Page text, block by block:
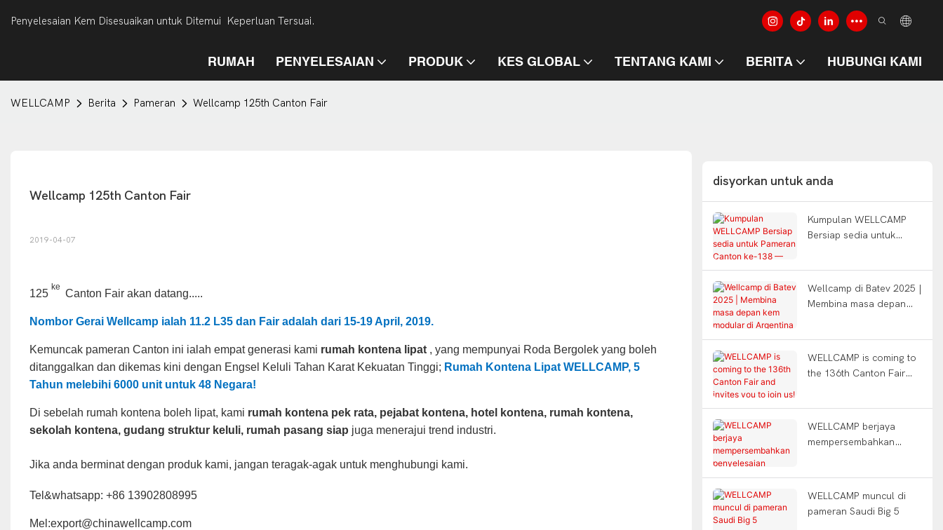
Penyelesaian Kem Disesuaikan untuk Ditemui Keperluan Tersuai.
RUMAH PENYELESAIAN PRODUK KES GLOBAL TENTANG KAMI BERITA HUBUNGI KAMI
WELLCAMP Berita Pameran Wellcamp 125th Canton Fair
Wellcamp 125th Canton Fair
2019-04-07
125
ke
Canton Fair akan datang.....
Nombor Gerai Wellcamp ialah 11.2 L35 dan Fair adalah dari 15-19 April, 2019.
Kemuncak pameran Canton ini ialah empat generasi kami rumah kontena lipat , yang mempunyai Roda Bergolek yang boleh
ditanggalkan dan dikemas kini dengan Engsel Keluli Tahan Karat Kekuatan Tinggi; Rumah Kontena Lipat WELLCAMP, 5
Tahun melebihi 6000 unit untuk 48 Negara!
Di sebelah rumah kontena boleh lipat, kami rumah kontena pek rata, pejabat kontena, hotel kontena, rumah kontena,
sekolah kontena, gudang struktur keluli, rumah pasang siap juga menerajui trend industri.
Jika anda berminat dengan produk kami, jangan teragak-agak untuk menghubungi kami.
Tel&whatsapp: +86 13902808995
Mel:export@chinawellcamp.com
disyorkan untuk anda
Kumpulan WELLCAMP
Bersiap sedia untuk
Wellcamp di Batev 2025 |
Membina masa depan
WELLCAMP is coming to
the 136th Canton Fair
WELLCAMP berjaya
mempersembahkan
WELLCAMP muncul di
pameran Saudi Big 5